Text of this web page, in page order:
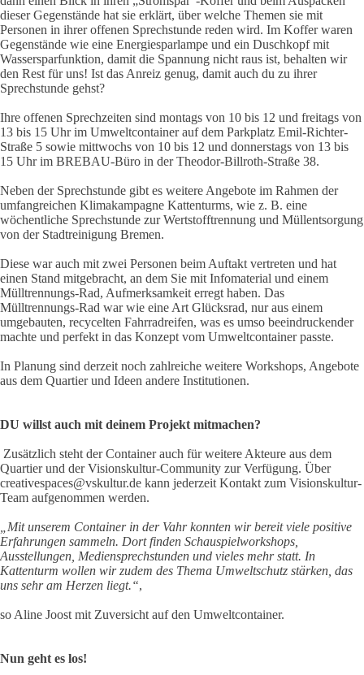
dieser Gegenstände hat sie erklärt, über welche Themen sie mit
Personen in ihrer offenen Sprechstunde reden wird. Im Koffer waren
Gegenstände wie eine Energiesparlampe und ein Duschkopf mit
Wassersparfunktion, damit die Spannung nicht raus ist, behalten wir
den Rest für uns! Ist das Anreiz genug, damit auch du zu ihrer
Sprechstunde gehst?
Ihre offenen Sprechzeiten sind montags von 10 bis 12 und freitags von
13 bis 15 Uhr im Umweltcontainer auf dem Parkplatz Emil-Richter-
Straße 5 sowie mittwochs von 10 bis 12 und donnerstags von 13 bis
15 Uhr im BREBAU-Büro in der Theodor-Billroth-Straße 38.
Neben der Sprechstunde gibt es weitere Angebote im Rahmen der
umfangreichen Klimakampagne Kattenturms, wie z. B. eine
wöchentliche Sprechstunde zur Wertstofftrennung und Müllentsorgung
von der Stadtreinigung Bremen.
Diese war auch mit zwei Personen beim Auftakt vertreten und hat
einen Stand mitgebracht, an dem Sie mit Infomaterial und einem
Mülltrennungs-Rad, Aufmerksamkeit erregt haben. Das
Mülltrennungs-Rad war wie eine Art Glücksrad, nur aus einem
umgebauten, recycelten Fahrradreifen, was es umso beeindruckender
machte und perfekt in das Konzept vom Umweltcontainer passte.
In Planung sind derzeit noch zahlreiche weitere Workshops, Angebote
aus dem Quartier und Ideen andere Institutionen.
DU willst auch mit deinem Projekt mitmachen?
Zusätzlich steht der Container auch für weitere Akteure aus dem
Quartier und der Visionskultur-Community zur Verfügung. Über
creativespaces@vskultur.de kann jederzeit Kontakt zum Visionskultur-
Team aufgenommen werden.
„Mit unserem Container in der Vahr konnten wir bereit viele positive
Erfahrungen sammeln. Dort finden Schauspielworkshops,
Ausstellungen, Mediensprechstunden und vieles mehr statt. In
Kattenturm wollen wir zudem des Thema Umweltschutz stärken, das
uns sehr am Herzen liegt.“,
so Aline Joost mit Zuversicht auf den Umweltcontainer.
Nun geht es los!